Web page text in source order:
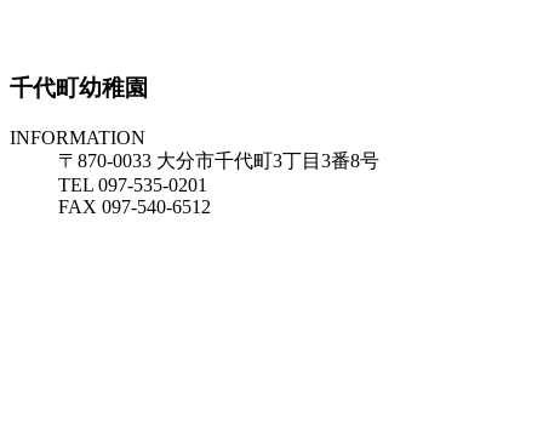
千代町幼稚園
INFORMATION
〒870-0033 大分市千代町3丁目3番8号
TEL 097-535-0201
FAX 097-540-6512